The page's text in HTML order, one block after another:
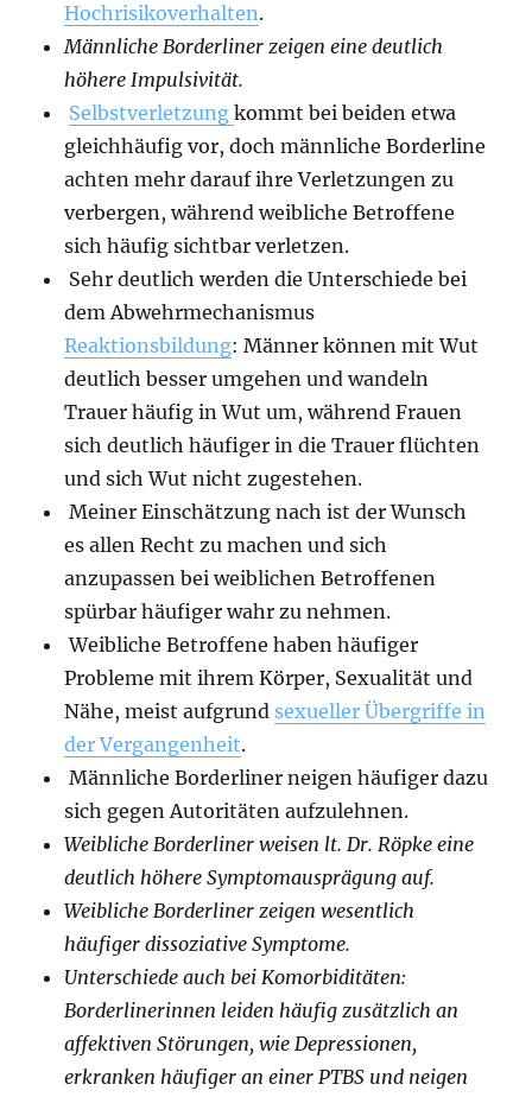
Hochrisikoverhalten.
Männliche Borderliner zeigen eine deutlich
höhere Impulsivität.
Selbstverletzungkommt bei beiden etwa
gleichhäufig vor, doch männliche Borderline
achten mehr darauf ihre Verletzungen zu
verbergen, während weibliche Betroffene
sich häufig sichtbar verletzen.
Sehr deutlich werden die Unterschiede bei
dem Abwehrmechanismus
Reaktionsbildung: Männer können mit Wut
deutlich besser umgehen und wandeln
Trauer häufig in Wut um, während Frauen
sich deutlich häufiger in die Trauer flüchten
und sich Wut nicht zugestehen.
Meiner Einschätzung nach ist der Wunsch
es allen Recht zu machen und sich
anzupassen bei weiblichen Betroffenen
spürbar häufiger wahr zu nehmen.
Weibliche Betroffene haben häufiger
Probleme mit ihrem Körper, Sexualität und
Nähe, meist aufgrund sexueller Übergriffe in
der Vergangenheit.
Männliche Borderliner neigen häufiger dazu
sich gegen Autoritäten aufzulehnen.
Weibliche Borderliner weisen lt. Dr. Röpke eine
deutlich höhere Symptomausprägung auf.
Weibliche Borderliner zeigen wesentlich
häufiger dissoziative Symptome.
Unterschiede auch bei Komorbiditäten:
Borderlinerinnen leiden häufig zusätzlich an
affektiven Störungen, wie Depressionen,
erkranken häufiger an einer PTBS und neigen